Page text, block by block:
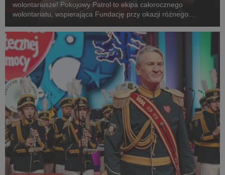
wolontariusze! Pokojowy Patrol to ekipa całorocznego
wolontariatu, wspierająca Fundację przy okazji różnego
Warszawie włączyło się aż 665 członków Pokojoweg...